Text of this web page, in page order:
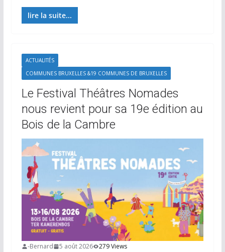
lire la suite...
ACTUALITÉS
COMMUNES BRUXELLES &19 COMMUNES DE BRUXELLES
Le Festival Théâtres Nomades
nous revient pour sa 19e édition au
Bois de la Cambre
-Bernard 5 août 2026 279 Views